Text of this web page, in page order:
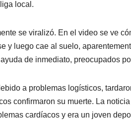
local.
se viralizó. En el video se ve
y luego cae al suelo,
de inmediato, preocupados
a problemas logísticos,
confirmaron su muerte. La
cardíacos y era un joven